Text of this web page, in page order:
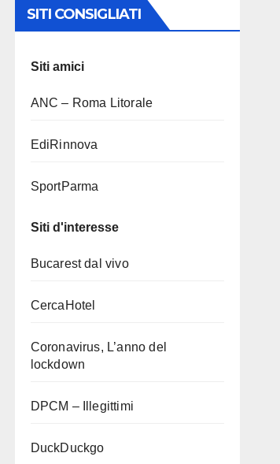
SITI CONSIGLIATI
Siti amici
ANC – Roma Litorale
EdiRinnova
SportParma
Siti d'interesse
Bucarest dal vivo
CercaHotel
Coronavirus, L’anno del
lockdown
DPCM – Illegittimi
DuckDuckgo